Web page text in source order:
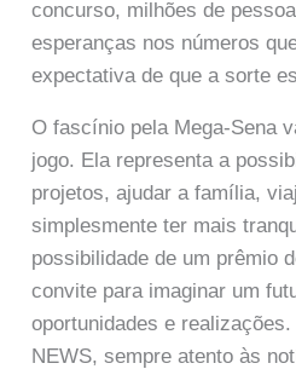
concurso, milhões de
esperanças nos números
expectativa de que a sorte
O fascínio pela Mega-Sena
jogo. Ela representa a
projetos, ajudar a família,
simplesmente ter mais
possibilidade de um prêmio
convite para imaginar um
oportunidades e
NEWS, sempre atento às